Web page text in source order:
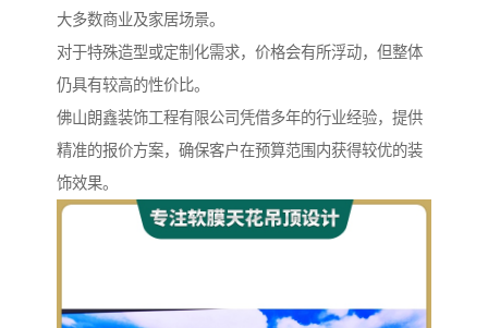
大多数商业及家居场景。
对于特殊造型或定制化需求，价格会有所浮动，但整体
仍具有较高的性价比。
佛山朗鑫装饰工程有限公司凭借多年的行业经验，提供
精准的报价方案，确保客户在预算范围内获得较优的装
饰效果。